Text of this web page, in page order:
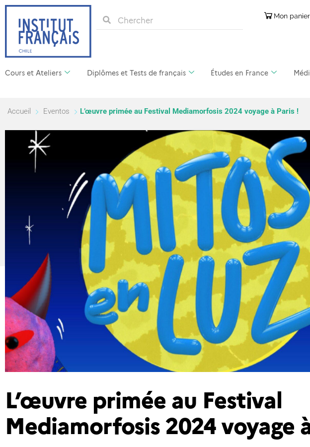
Mon panier
Cours et Ateliers Diplômes et Tests de français Études en France
Accueil Eventos L’œuvre primée au Festival Mediamorfosis 2024 voyage à Paris !
L’œuvre primée au Festival
Mediamorfosis 2024 voyage